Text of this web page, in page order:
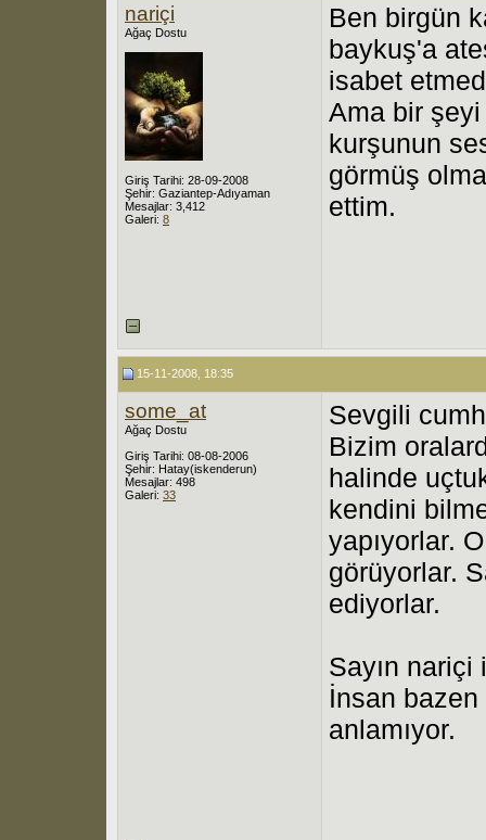
nariçi
Ağaç Dostu
Giriş Tarihi: 28-09-2008
Şehir: Gaziantep-Adıyaman
Mesajlar: 3,412
Galeri: 8
Ben birgün
baykuş'a
isabet
Ama bir
kurşunun
görmüş
ettim.
15-11-2008, 18:35
some_at
Ağaç Dostu
Giriş Tarihi: 08-08-2006
Şehir: Hatay(iskenderun)
Mesajlar: 498
Galeri: 33
Sevgili
Bizim
halinde
kendini
yapıyorlar.
görüyorlar.
ediyorlar.
Sayın nariçi
İnsan bazen
anlamıyor.